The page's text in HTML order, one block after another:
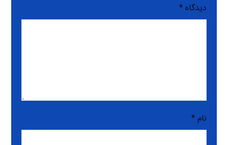
دیدگاه*
نام*